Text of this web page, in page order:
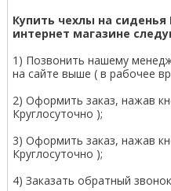
Купить чехлы на
интернет магазине
1) Позвонить нашему
на сайте выше ( в рабочее
2) Оформить заказ, нажав
Круглосуточно );
3) Оформить заказ, нажав
Круглосуточно );
4) Заказать обратный